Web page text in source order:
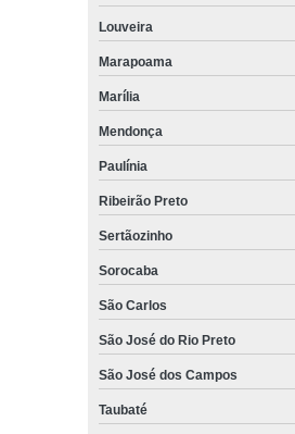
Louveira
Marapoama
Marília
Mendonça
Paulínia
Ribeirão Preto
Sertãozinho
Sorocaba
São Carlos
São José do Rio Preto
São José dos Campos
Taubaté